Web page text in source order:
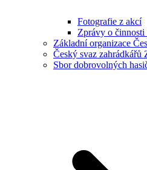
Fotografie z akcí
Zprávy o
Základní organizace
Český svaz zahrádkářů
Sbor dobrovolných